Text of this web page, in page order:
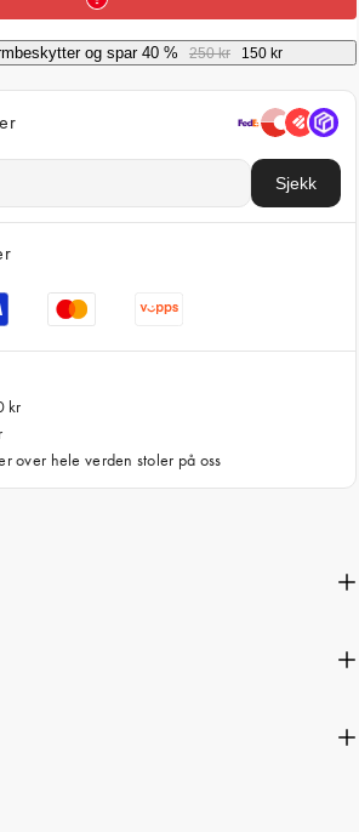
og spar 40 % 250 kr 150 kr
Sjekk
kr
over hele verden stoler på oss